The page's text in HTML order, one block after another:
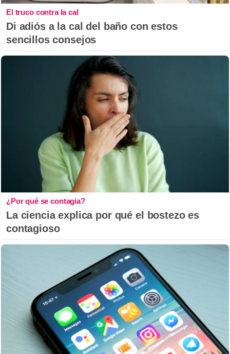
El truco contra la cal
Di adiós a la cal del baño con estos
sencillos consejos
¿Por qué se contagia?
La ciencia explica por qué el bostezo es
contagioso